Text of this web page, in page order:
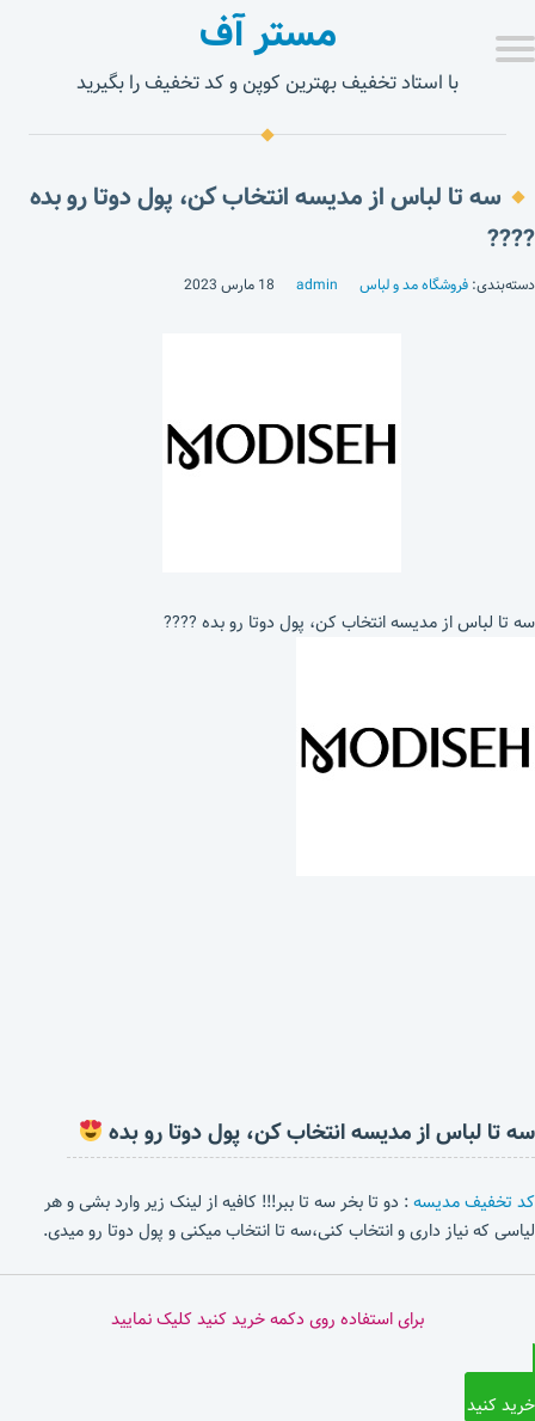
مستر آف
با استاد تخفیف بهترین کوپن و کد تخفیف را بگیرید
سه تا لباس از مدیسه انتخاب کن، پول دوتا رو بده
????
دسته‌بندی: فروشگاه مد و لباس admin 18 مارس 2023
سه تا لباس از مدیسه انتخاب کن، پول دوتا رو بده ????
سه تا لباس از مدیسه انتخاب کن، پول دوتا رو بده
کد تخفیف مدیسه: دو تا بخر سه تا ببر!!! کافیه از لینک زیر وارد بشی و هر
لیاسی که نیاز داری و انتخاب کنی،سه تا انتخاب میکنی و پول دوتا رو میدی.
برای استفاده روی دکمه خرید کنید کلیک نمایید
خرید کنید